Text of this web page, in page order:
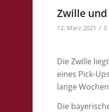
Zwille
12. März 2021 / 0
Die Zwille
eines Pick-
lange
Die